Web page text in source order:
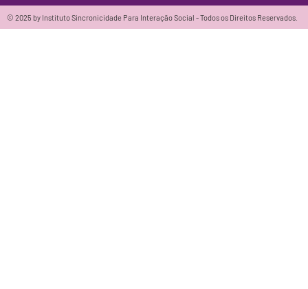
© 2025 by Instituto Sincronicidade Para Interação Social - Todos os Direitos Reservados.